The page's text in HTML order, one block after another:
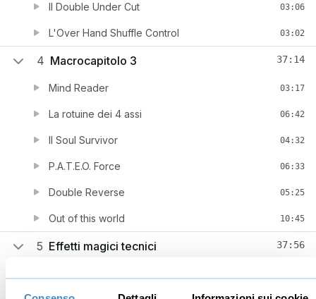
Il Double Under Cut 03:06
L'Over Hand Shuffle Control 03:02
4 Macrocapitolo 3 37:14
Mind Reader 03:17
La rotuine dei 4 assi 06:42
Il Soul Survivor 04:32
P.A.T.E.O. Force 06:33
Double Reverse 05:25
Out of this world 10:45
5 Effetti magici tecnici 37:56